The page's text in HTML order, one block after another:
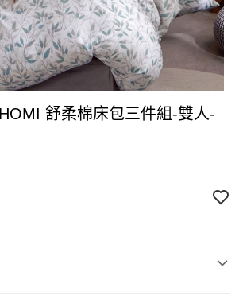
舒柔棉床包三件組-雙人-